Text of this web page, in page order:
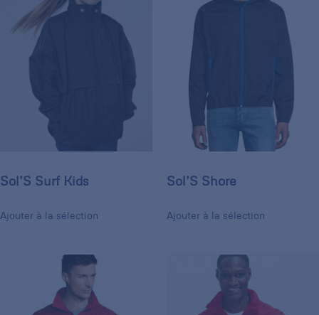
Sol’S Surf Kids
Ajouter à la sélection
Sol’S Shore
Ajouter à la sélection